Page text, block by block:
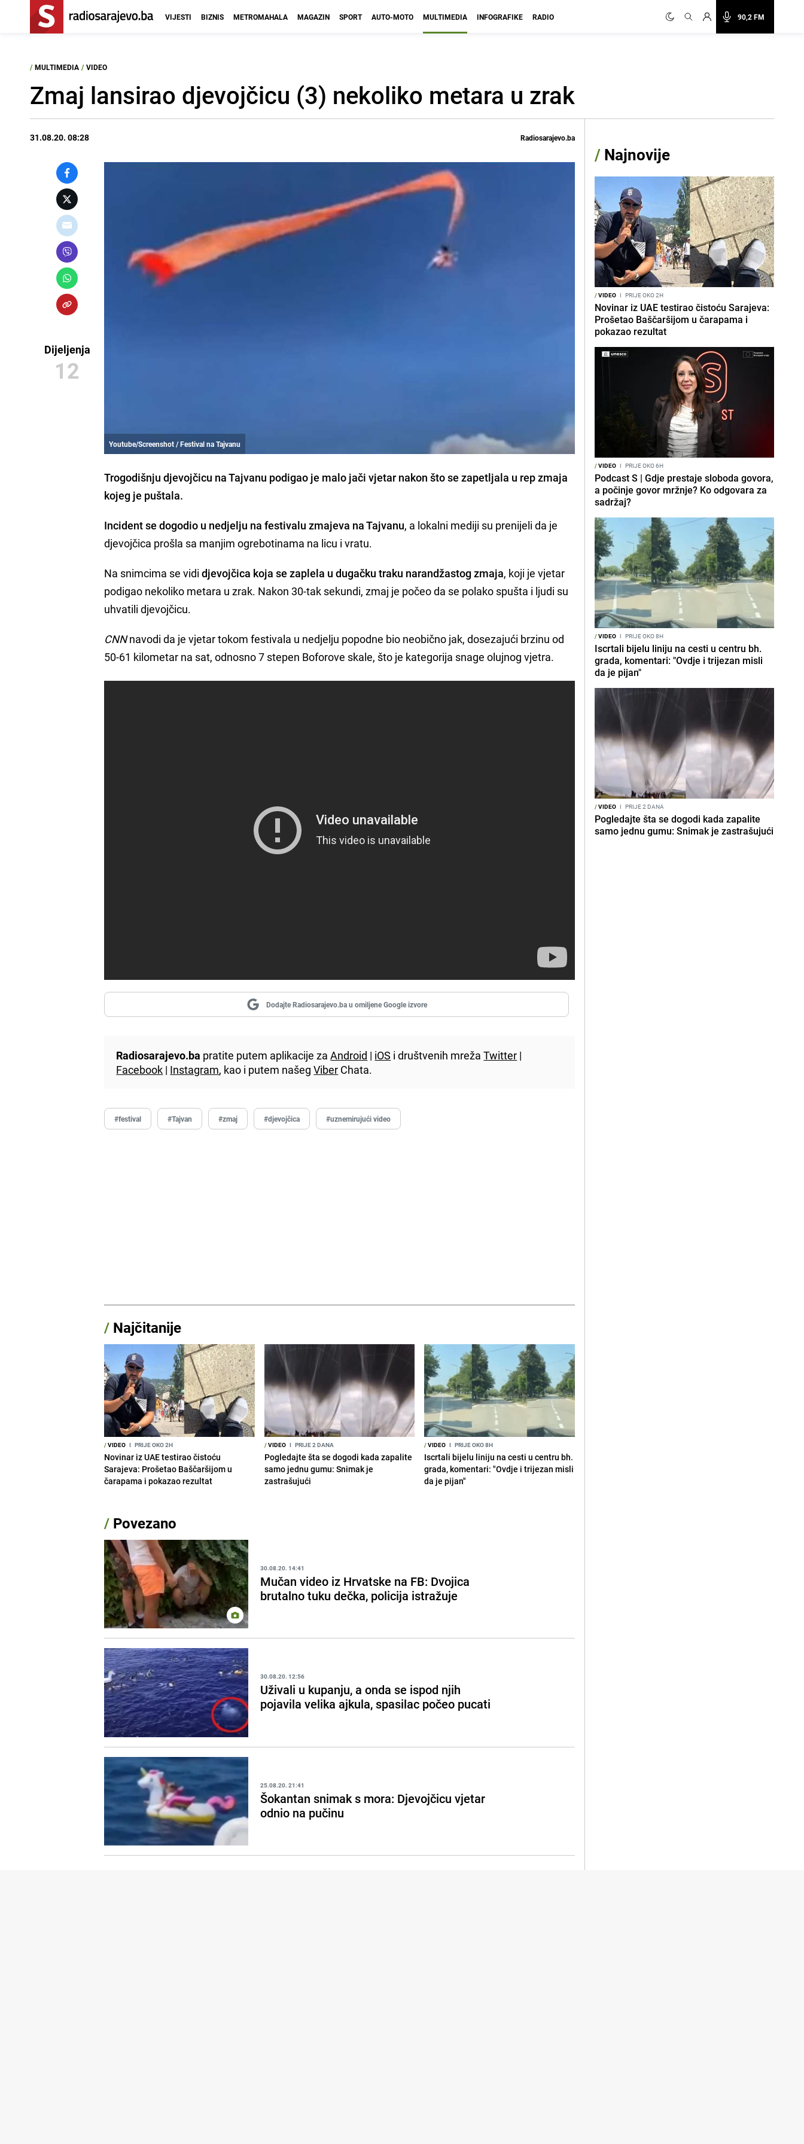
90,2 FM
VIJESTI BIZNIS METROMAHALA MAGAZIN SPORT AUTO-MOTO MULTIMEDIA INFOGRAFIKE RADIO
/ MULTIMEDIA / VIDEO
Zmaj lansirao djevojčicu (3) nekoliko metara u zrak
31.08.20. 08:28 Radiosarajevo.ba
Dijeljenja
12
Youtube/Screenshot / Festival na Tajvanu
Trogodišnju djevojčicu na Tajvanu podigao je malo jači vjetar nakon što se zapetljala u rep zmaja
kojeg je puštala.
Incident se dogodio u nedjelju na festivalu zmajeva na Tajvanu, a lokalni mediji su prenijeli da je
djevojčica prošla sa manjim ogrebotinama na licu i vratu.
Na snimcima se vididjevojčica koja se zaplela u dugačku traku narandžastog zmaja, koji je vjetar
podigao nekoliko metara u zrak. Nakon 30-tak sekundi, zmaj je počeo da se polako spušta i ljudi su
uhvatili djevojčicu.
CNNnavodi da je vjetar tokom festivala u nedjelju popodne bio neobično jak, dosezajući brzinu od
50-61 kilometar na sat, odnosno 7 stepen Boforove skale, što je kategorija snage olujnog vjetra.
Dodajte Radiosarajevo.ba u omiljene Google izvore
Radiosarajevo.ba pratite putem aplikacije zaAndroid | iOS i društvenih mrežaTwitter |
Facebook | Instagram, kao i putem našegViber Chata.
#festival #Tajvan #zmaj #djevojčica #uznemirujući video
/ Najčitanije
/VIDEO I PRIJE OKO 2H
Novinar iz UAE testirao čistoću
Sarajeva: Prošetao Baščaršijom u
čarapama i pokazao rezultat
/VIDEO I PRIJE 2 DANA
Pogledajte šta se dogodi kada zapalite
samo jednu gumu: Snimak je
zastrašujući
/VIDEO I PRIJE OKO 8H
Iscrtali bijelu liniju na cesti u centru bh.
grada, komentari: "Ovdje i trijezan misli
da je pijan"
/ Povezano
30.08.20. 14:41
Mučan video iz Hrvatske na FB: Dvojica
brutalno tuku dečka, policija istražuje
30.08.20. 12:56
Uživali u kupanju, a onda se ispod njih
pojavila velika ajkula, spasilac počeo pucati
25.08.20. 21:41
Šokantan snimak s mora: Djevojčicu vjetar
odnio na pučinu
/ Najnovije
/VIDEO I PRIJE OKO 2H
Novinar iz UAE testirao čistoću Sarajeva:
Prošetao Baščaršijom u čarapama i
pokazao rezultat
/VIDEO I PRIJE OKO 6H
Podcast S | Gdje prestaje sloboda govora,
a počinje govor mržnje? Ko odgovara za
sadržaj?
/VIDEO I PRIJE OKO 8H
Iscrtali bijelu liniju na cesti u centru bh.
grada, komentari: "Ovdje i trijezan misli
da je pijan"
/VIDEO I PRIJE 2 DANA
Pogledajte šta se dogodi kada zapalite
samo jednu gumu: Snimak je zastrašujući